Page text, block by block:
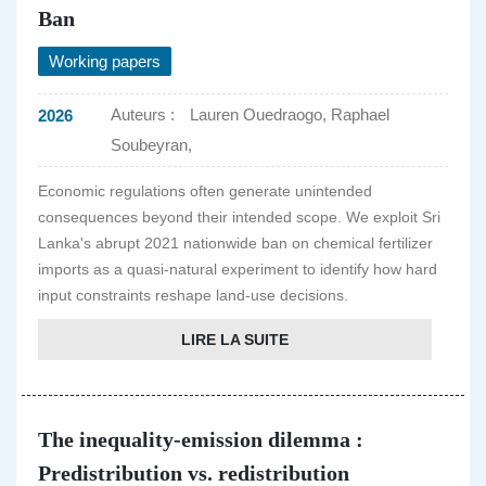
Ban
Working papers
2026 Auteurs :
Lauren Ouedraogo, Raphael
Soubeyran,
Economic regulations often generate unintended
consequences beyond their intended scope. We exploit Sri
Lanka's abrupt 2021 nationwide ban on chemical fertilizer
imports as a quasi-natural experiment to identify how hard
input constraints reshape land-use decisions.
LIRE LA SUITE
The inequality-emission dilemma :
Predistribution vs. redistribution